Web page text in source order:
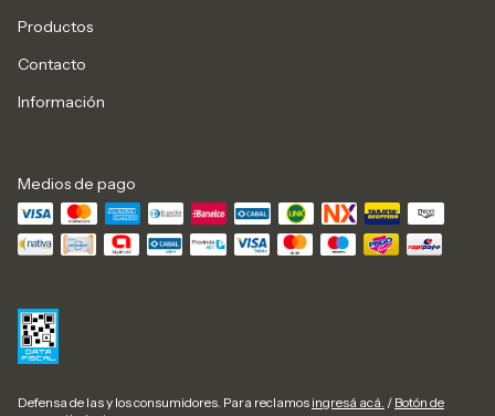
Productos
Contacto
Información
Medios de pago
Defensa de las y los consumidores. Para reclamos ingresá acá. / Botón de